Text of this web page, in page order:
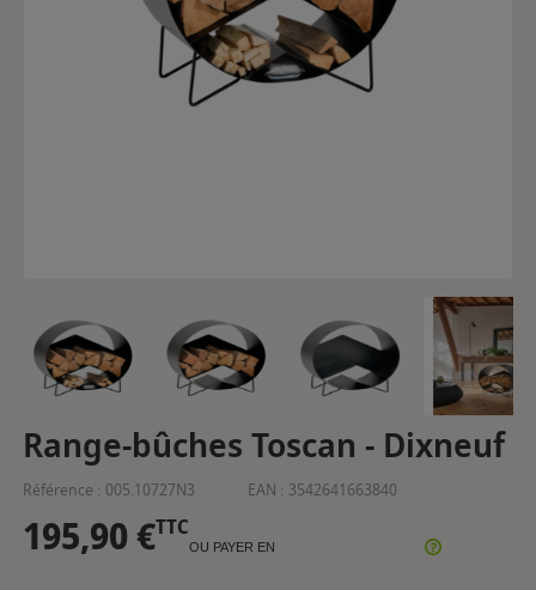
Range-bûches Toscan - Dixneuf
Référence : 005.10727N3 EAN : 3542641663840
195,90 €TTC
OU PAYER EN